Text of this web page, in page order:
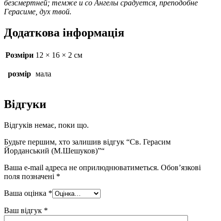
безсме́ртней; те́мже и со А́нгелы сра́дуется, преподо́бне
Герасиме, дух твой.
Додаткова інформація
Розміри 12 × 16 × 2 см
розмір мала
Відгуки
Відгуків немає, поки що.
Будьте першим, хто залишив відгук “Св. Герасим
Йорданський (М.Шешуков)”“
Ваша e-mail адреса не оприлюднюватиметься. Обов’язкові
поля позначені *
Ваша оцінка *
Ваш відгук *